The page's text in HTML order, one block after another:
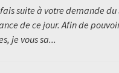
suite à votre demande du
de ce jour. Afin de
je vous sa...